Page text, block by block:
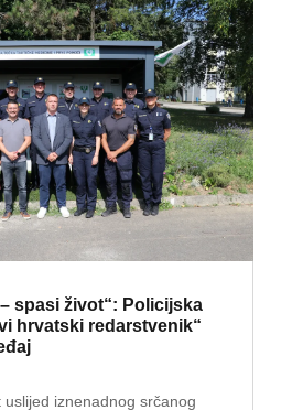
spasi život“: Policijska
hrvatski redarstvenik“
uslijed iznenadnog srčanog